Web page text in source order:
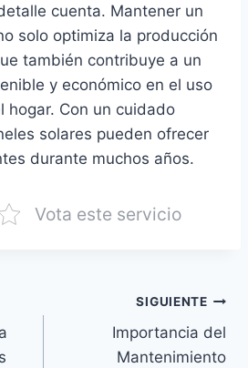
cuenta. Mantener un
solo optimiza la producción
también contribuye a un
y económico en el uso
hogar. Con un cuidado
solares pueden ofrecer
durante muchos años.
Vota este servicio
SIGUIENTE
Importancia del
Mantenimiento